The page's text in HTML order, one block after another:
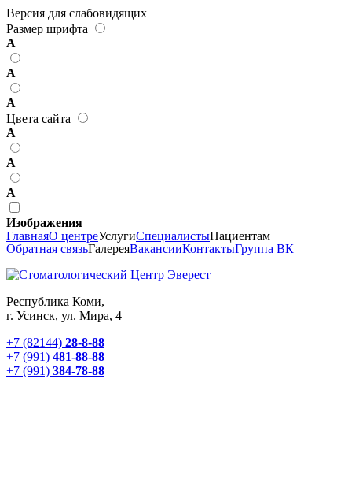
Версия для слабовидящих
Размер шрифта
А
А
А
Цвета сайта
А
А
А
Изображения
ГлавнаяО центреУслугиСпециалистыПациентам
Обратная связьГалереяВакансииКонтактыГруппа ВК
Республика Коми,
г. Усинск, ул. Мира, 4
+7 (82144) 28-8-88
+7 (991) 481-88-88
+7 (991) 384-78-88